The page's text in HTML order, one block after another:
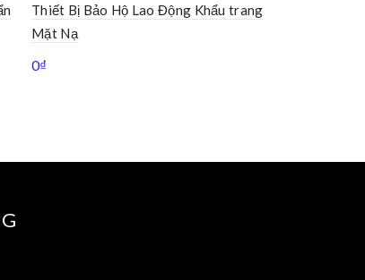
Thiết Bị Bảo Hộ Lao Động Khẩu trang
Mặt Nạ
0₫